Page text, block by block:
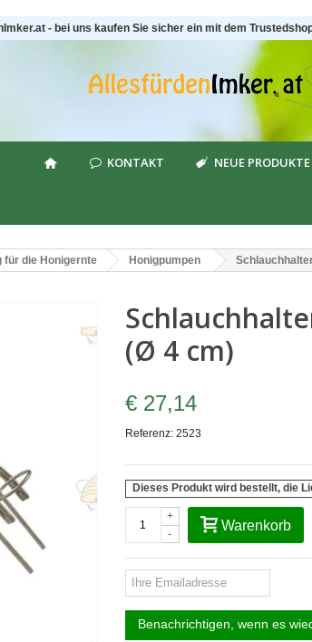
- bei uns kaufen Sie sicher ein mit dem
KONTAKT NEUE PRODUKTE
für die Honigernte Honigpumpen
(Ø 4 cm)
€ 27,14
Referenz: 2523
Dieses Produkt wird bestellt, die
-
+
Warenkorb
Benachrichtigen, wenn es